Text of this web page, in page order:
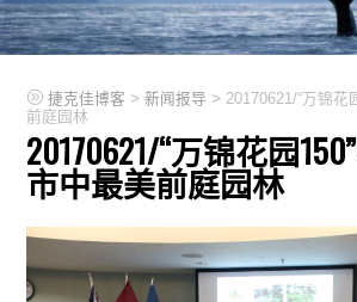
捷克佳博客 >新闻报导 > 20170621/“万锦花
前庭园林
20170621/“万锦花园
市中最美前庭园林